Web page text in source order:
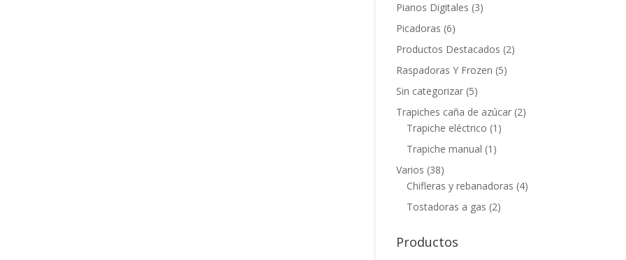
Pianos Digitales (3)
Picadoras (6)
Productos Destacados (2)
Raspadoras Y Frozen (5)
Sin categorizar (5)
Trapiches caña de azúcar (2)
Trapiche eléctrico (1)
Trapiche manual (1)
Varios (38)
Chifleras y rebanadoras (4)
Tostadoras a gas (2)
Productos